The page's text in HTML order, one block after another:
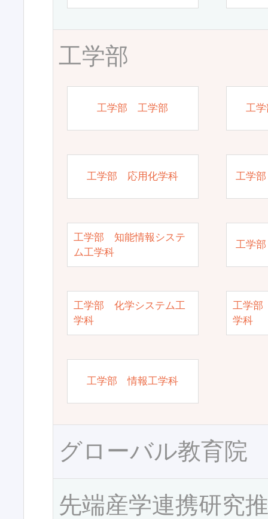
工学部
工学部 工学部 工
工学部 応用化学科 工学
工学部 知能情報システ
ム工学科
工学
工学部 化学システム工
学科
工学部
学科
工学部 情報工学科
グローバル教育院
先端産学連携研究